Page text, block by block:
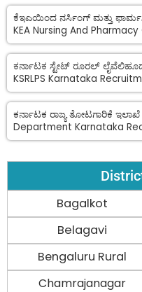
ಕೆಇಎಯಿಂದ ನರ್ಸಿಂಗ್ ಮತ್ತು
KEA Nursing And
ಕರ್ನಾಟಕ ಸ್ಟೇಟ್ ರೂರಲ್
KSRLPS Karnataka
ಕರ್ನಾಟಕ ರಾಜ್ಯ ತೋಟಗಾರಿಕೆ
Department Karnataka
Bagalkot
Belagavi
Bengaluru Rural
Chamrajanagar